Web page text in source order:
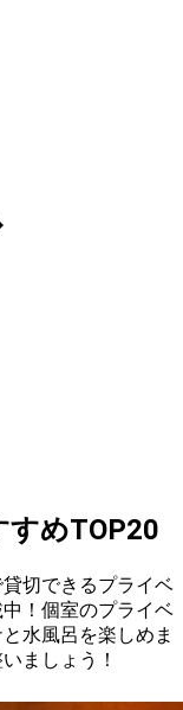
すめTOP20
切できるプライベ
！個室のプライベ
水風呂を楽しめま
ましょう！